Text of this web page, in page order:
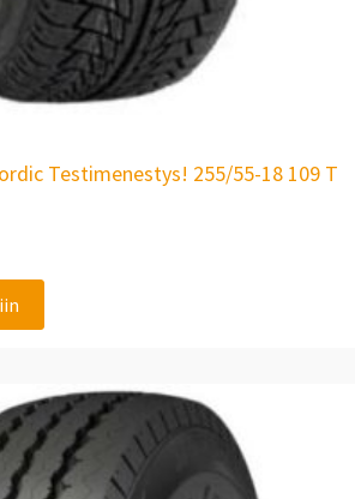
Testimenestys! 255/55-18 109 T